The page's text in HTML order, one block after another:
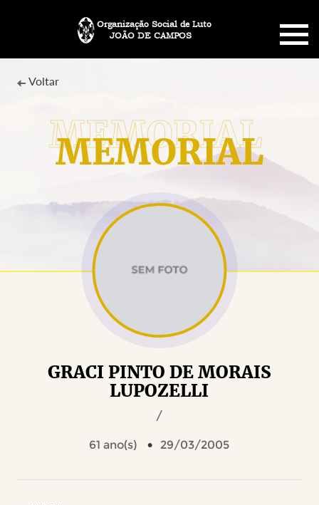
JOÃO DE CAMPOS
Organização Social de Luto
SOBRE NÓS
PLANO FUNERÁRIO
MENSAGENS
MEMORIAL
Voltar
GRACI PINTO DE MORAIS
LUPOZELLI
/
61 ano(s) 29/03/2005